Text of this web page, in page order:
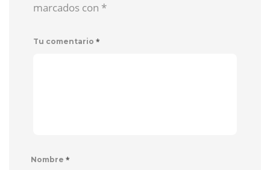
marcados con *
Tu comentario *
Nombre *